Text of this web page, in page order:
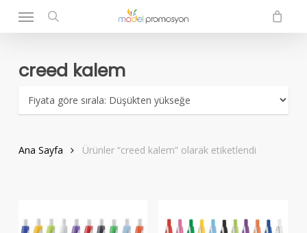
search
Menu
creed kalem
Ana Sayfa Ürünler “creed kalem” olarak etiketlendi